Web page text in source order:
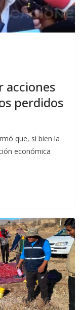
acciones
perdidos
que, si bien la
económica